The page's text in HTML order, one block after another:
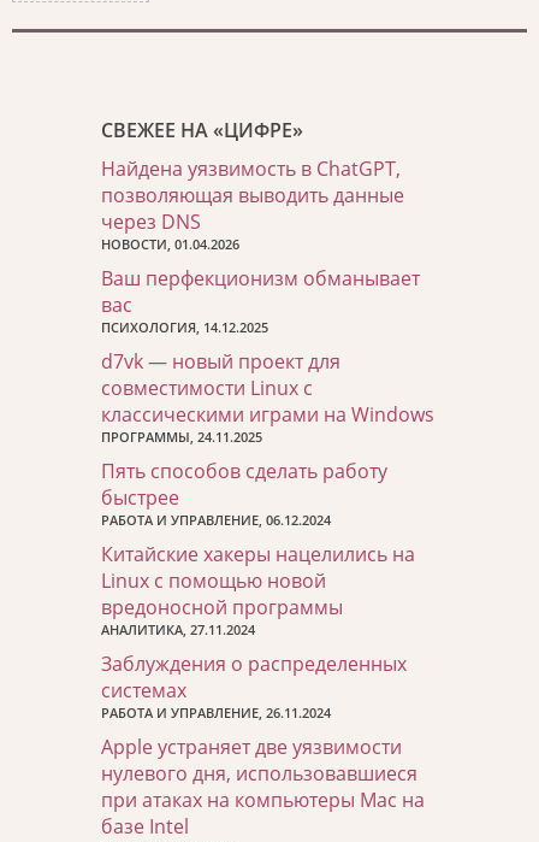
СВЕЖЕЕ НА «ЦИФРЕ»
Найдена уязвимость в ChatGPT,
позволяющая выводить данные
через DNS
НОВОСТИ, 01.04.2026
Ваш перфекционизм обманывает
вас
ПСИХОЛОГИЯ, 14.12.2025
d7vk — новый проект для
совместимости Linux с
классическими играми на Windows
ПРОГРАММЫ, 24.11.2025
Пять способов сделать работу
быстрее
РАБОТА И УПРАВЛЕНИЕ, 06.12.2024
Китайские хакеры нацелились на
Linux с помощью новой
вредоносной программы
АНАЛИТИКА, 27.11.2024
Заблуждения о распределенных
системах
РАБОТА И УПРАВЛЕНИЕ, 26.11.2024
Apple устраняет две уязвимости
нулевого дня, использовавшиеся
при атаках на компьютеры Mac на
базе Intel